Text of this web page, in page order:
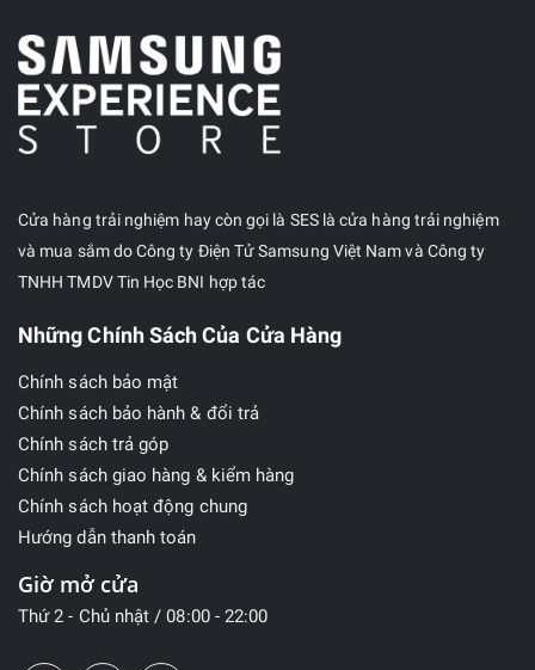
Cửa hàng trải nghiệm hay còn gọi là SES là cửa hàng trải nghiệm
và mua sắm do Công ty Điện Tử Samsung Việt Nam và Công ty
TNHH TMDV Tin Học BNI hợp tác
Những Chính Sách Của Cửa Hàng
Chính sách bảo mật
Chính sách bảo hành & đổi trả
Chính sách trả góp
Chính sách giao hàng & kiểm hàng
Chính sách hoạt động chung
Hướng dẫn thanh toán
Giờ mở cửa
Thứ 2 - Chủ nhật / 08:00 - 22:00